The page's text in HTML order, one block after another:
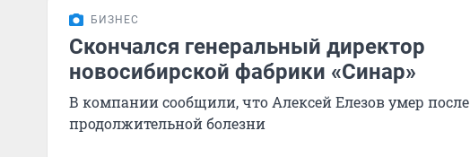
БИЗНЕС
Скончался генеральный директор
новосибирской фабрики «Синар»
В компании сообщили, что Алексей Елезов умер после
продолжительной болезни